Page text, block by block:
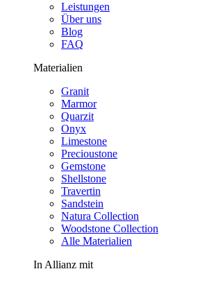
Leistungen
Über uns
Blog
FAQ
Materialien
Granit
Marmor
Quarzit
Onyx
Limestone
Precioustone
Gemstone
Shellstone
Travertin
Sandstein
Natura Collection
Woodstone Collection
Alle Materialien
In Allianz mit